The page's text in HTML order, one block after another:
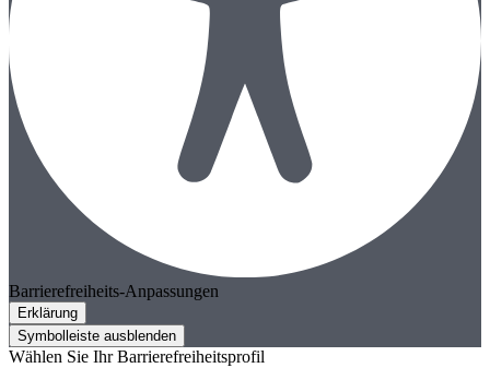
Barrierefreiheits-Anpassungen
Erklärung
Symbolleiste ausblenden
Wählen Sie Ihr Barrierefreiheitsprofil